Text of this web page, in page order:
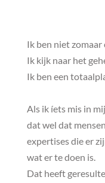
Ik ben niet zomaar
Ik kijk naar het
Ik ben een
Als ik íets mis in
dat wel dat
expertises die er
wat er te doen is.
Dat heeft